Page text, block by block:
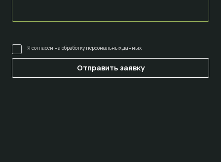
Я согласен на обработку персональных данных